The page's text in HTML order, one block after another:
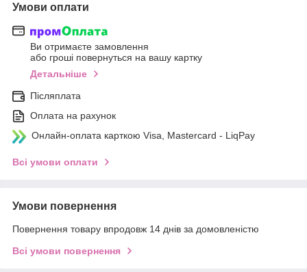
Умови оплати
Ви отримаєте замовлення
або гроші повернуться на вашу картку
Детальніше
Післяплата
Оплата на рахунок
Онлайн-оплата карткою Visa, Mastercard - LiqPay
Всі умови оплати
Умови повернення
Повернення товару впродовж 14 днів за домовленістю
Всі умови повернення